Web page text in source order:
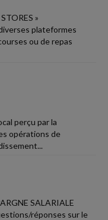
»
plateformes
ou de repas
perçu par la
opérations de
SALARIALE
réponses sur le